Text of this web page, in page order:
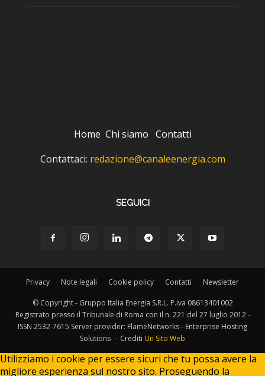
Home Chi siamo Contatti
Contattaci: redazione@canaleenergia.com
SEGUICI
Privacy Note legali Cookie policy Contatti Newsletter
© Copyright - Gruppo Italia Energia S.R.L. P.iva 08613401002
Registrato presso il Tribunale di Roma con il n. 221 del 27 luglio 2012 -
ISSN 2532-7615 Server provider: FlameNetworks - Enterprise Hosting
Solutions - Crediti Un Sito Web
Utilizziamo i cookie per essere sicuri che tu possa avere la
migliore esperienza sul nostro sito. Proseguendo la